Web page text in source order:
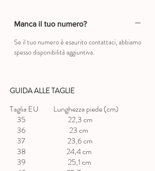
Manca il tuo numero?
Se il tuo numero è esaurito contattaci, abbiamo
spesso disponibilità aggiuntiva.
GUIDA ALLE TAGLIE
Taglia EU Lunghezza piede (cm)
35 22,3 cm
36 23 cm
37 23,6 cm
38 24,4 cm
39 25,1 cm